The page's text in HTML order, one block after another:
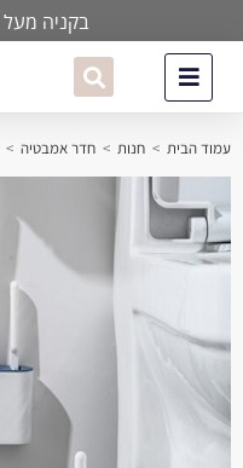
בקניה מעל 199 - משלוח חינם
עמוד הבית > חנות > חדר אמבטיה >